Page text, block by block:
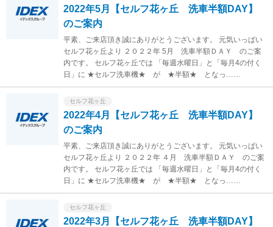
2022年5月【セルフ花ヶ丘 洗車半額DAY】
のご案内
平素、ご来店頂き誠にありがとうございます。 元気いっぱい
セルフ花ヶ丘より ２０２２年 5月 洗車半額ＤＡＹ のご案
内です。 セルフ花ヶ丘では 「毎週水曜日」と「毎月4の付く
日」に ★セルフ洗車機★ が ★半額★ となっ……
セルフ花ヶ丘
2022年4月【セルフ花ヶ丘 洗車半額DAY】
のご案内
平素、ご来店頂き誠にありがとうございます。 元気いっぱい
セルフ花ヶ丘より ２０２２年 ４月 洗車半額ＤＡＹ のご案
内です。 セルフ花ヶ丘では 「毎週水曜日」と「毎月4の付く
日」に ★セルフ洗車機★ が ★半額★ となっ……
セルフ花ヶ丘
2022年3月【セルフ花ヶ丘 洗車半額DAY】